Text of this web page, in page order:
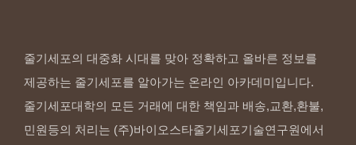
줄기세포의 대중화 시대를 맞아 정확하고 올바른 정보를
제공하는 줄기세포를 알아가는 온라인 아카데미입니다.
줄기세포대학의 모든 거래에 대한 책임과 배송,교환,환불,
민원등의 처리는 (주)바이오스타줄기세포기술연구원에서